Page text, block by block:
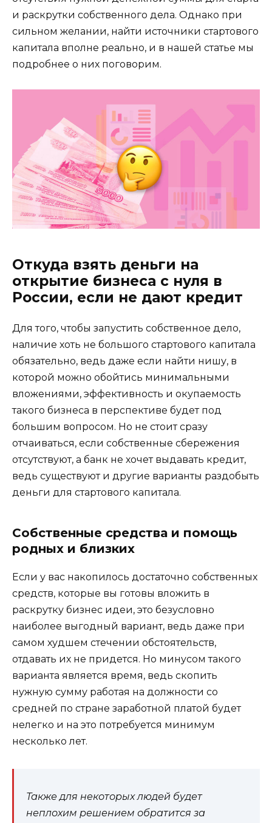
и раскрутки собственного дела. Однако при
сильном желании, найти источники стартового
капитала вполне реально, и в нашей статье мы
подробнее о них поговорим.
Откуда взять деньги на
открытие бизнеса с нуля в
России, если не дают кредит
Для того, чтобы запустить собственное дело,
наличие хоть не большого стартового капитала
обязательно, ведь даже если найти нишу, в
которой можно обойтись минимальными
вложениями, эффективность и окупаемость
такого бизнеса в перспективе будет под
большим вопросом. Но не стоит сразу
отчаиваться, если собственные сбережения
отсутствуют, а банк не хочет выдавать кредит,
ведь существуют и другие варианты раздобыть
деньги для стартового капитала.
Собственные средства и помощь
родных и близких
Если у вас накопилось достаточно собственных
средств, которые вы готовы вложить в
раскрутку бизнес идеи, это безусловно
наиболее выгодный вариант, ведь даже при
самом худшем стечении обстоятельств,
отдавать их не придется. Но минусом такого
варианта является время, ведь скопить
нужную сумму работая на должности со
средней по стране заработной платой будет
нелегко и на это потребуется минимум
несколько лет.
Также для некоторых людей будет
неплохим решением обратится за